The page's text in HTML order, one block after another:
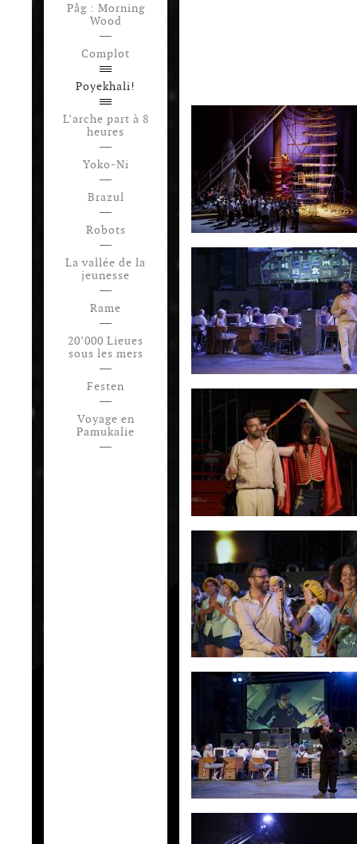
Påg : Morning
Wood
Complot
Poyekhali!
L’arche part à 8
heures
Yoko-Ni
Brazul
Robots
La vallée de la
jeunesse
Rame
20’000 Lieues
sous les mers
Festen
Voyage en
Pamukalie